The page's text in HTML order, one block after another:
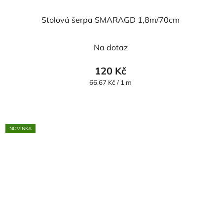
Stolová šerpa SMARAGD 1,8m/70cm
Na dotaz
120 Kč
Měrná
66,67 Kč / 1 m
NOVINKA